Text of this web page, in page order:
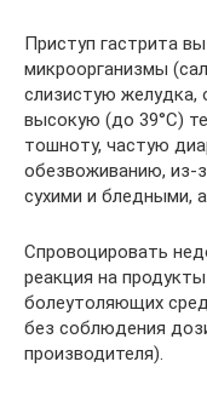
Приступ гастрита
микроорганизмы
слизистую желудка,
высокую (до 39°C)
тошноту, частую
обезвоживанию, из-
сухими и бледными,
Спровоцировать
реакция на
болеутоляющих
без соблюдения
производителя).